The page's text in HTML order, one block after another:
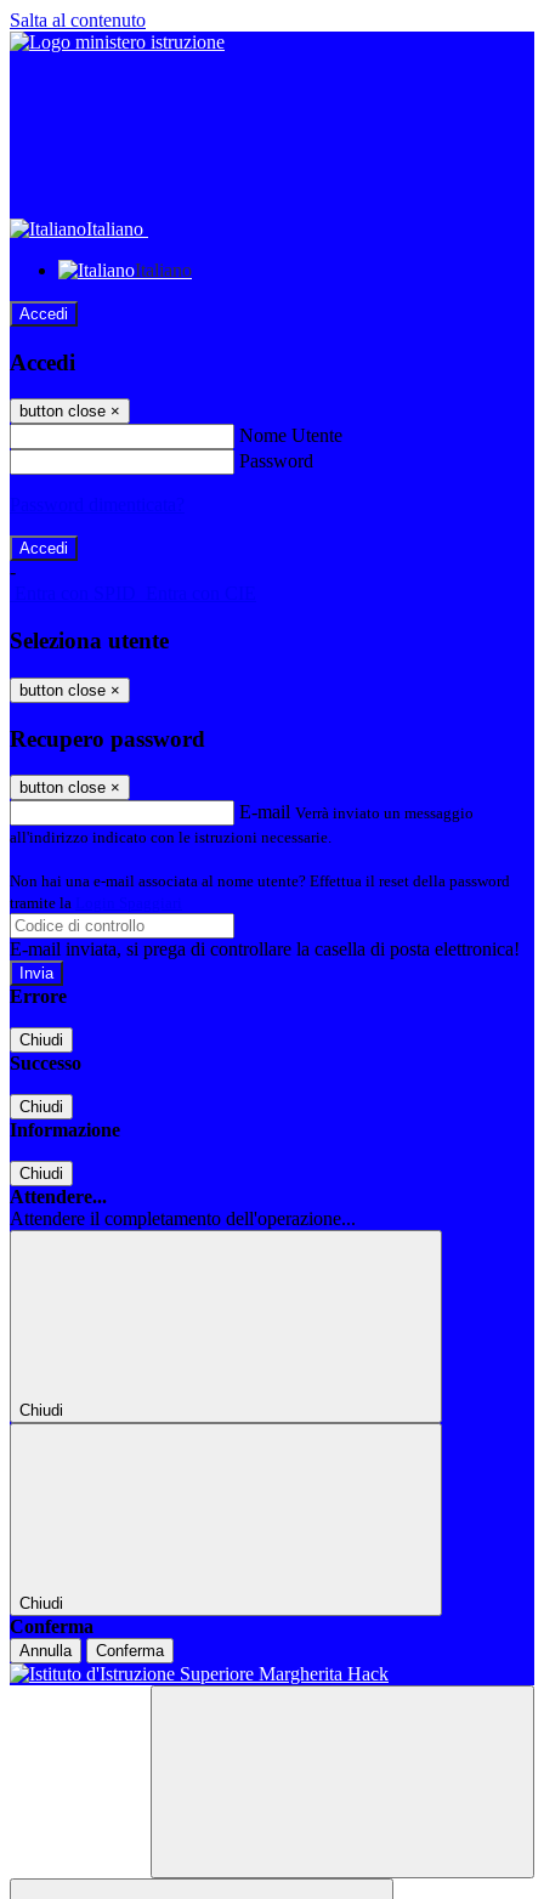
Salta al contenuto
Italiano
Italiano
Accedi
Accedi
button close ×
Nome Utente
Password
-
Seleziona utente
button close ×
Recupero password
button close ×
E-mail Verrà inviato un messaggio
all'indirizzo indicato con le istruzioni necessarie.
Non hai una e-mail associata al nome utente? Effettua il reset della password
tramite la
E-mail inviata, si prega di controllare la casella di posta elettronica!
Errore
Chiudi
Successo
Chiudi
Informazione
Chiudi
Attendere...
Attendere il completamento dell'operazione...
Chiudi
Chiudi
Conferma
Annulla Conferma